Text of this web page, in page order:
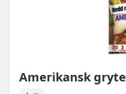
Amerikansk gryte